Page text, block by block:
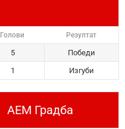
Голови Резултат
5
Победи
1 Изгуби
АЕМ Градба